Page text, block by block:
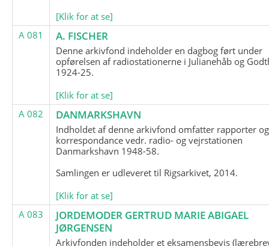
[Klik for at se]
A 081
A. FISCHER
Denne arkivfond indeholder en dagbog ført under
opførelsen af radiostationerne i Julianehåb og
1924-25.
[Klik for at se]
A 082
DANMARKSHAVN
Indholdet af denne arkivfond omfatter rapporter og
korrespondance vedr. radio- og vejrstationen
Danmarkshavn 1948-58.
Samlingen er udleveret til Rigsarkivet, 2014.
[Klik for at se]
A 083
JORDEMODER GERTRUD MARIE ABIGAEL
JØRGENSEN
Arkivfonden indeholder et eksamensbevis